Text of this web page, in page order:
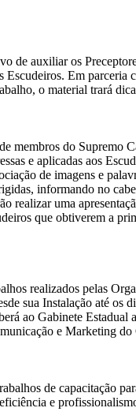
auxiliar os
Em
o material trará
membros do
e aplicadas aos
de imagens e
informando no
realizar uma
que obtiverem a
realizados pelas
sua Instalação até
ao Gabinete
e Marketing
de capacitação
e